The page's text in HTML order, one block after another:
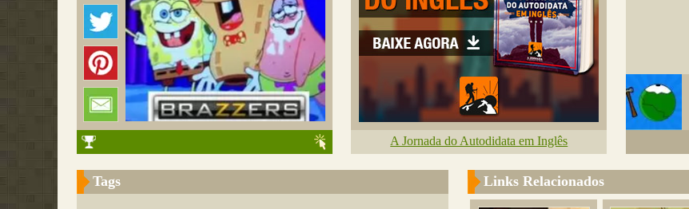
A Jornada do Autodidata em Inglês
Tags Links Relacionados